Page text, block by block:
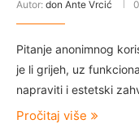
Autor: don Ante Vrcić
Pitanje anonimnog
je li grijeh, uz
napraviti i estetski
Pročitaj više